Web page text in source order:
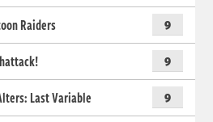
Raiders 9
9
Last Variable 9